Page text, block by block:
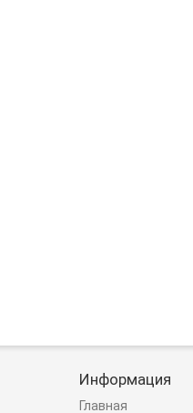
Информация
Главная